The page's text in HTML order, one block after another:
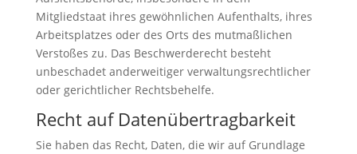
Mitgliedstaat ihres gewöhnlichen Aufenthalts, ihres
Arbeitsplatzes oder des Orts des mutmaßlichen
Verstoßes zu. Das Beschwerderecht besteht
unbeschadet anderweitiger verwaltungsrechtlicher
oder gerichtlicher Rechtsbehelfe.
Recht auf Daten­übertrag­barkeit
Sie haben das Recht, Daten, die wir auf Grundlage